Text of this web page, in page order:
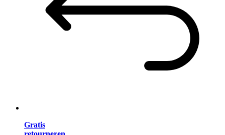
Gratis